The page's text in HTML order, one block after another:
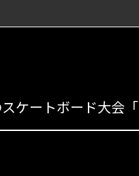
ケートボード大会